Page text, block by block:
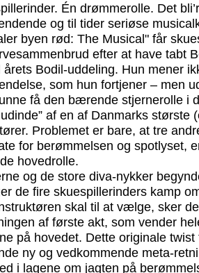
Én drømmerolle. Det
og til tider seriøse
byen rød: The Musical" får
efter at have tabt
årets Bodil-uddeling. Hun mener
som hun fortjener – men
få den bærende stjernerolle i
af en af Danmarks største
Problemet er bare, at tre
for berømmelsen og spotlyset,
hovedrolle.
og de store diva-nykker
de fire skuespillerinders kamp
skal til at vælge, sker
af første akt, som vender
på hovedet. Dette originale
ny og vedkommende meta-
i lagene om jagten på